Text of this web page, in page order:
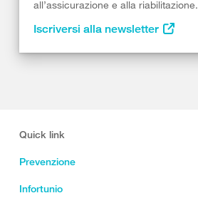
all’assicurazione e alla riabilitazione.
Iscriversi alla newsletter
Quick link
Prevenzione
Infortunio